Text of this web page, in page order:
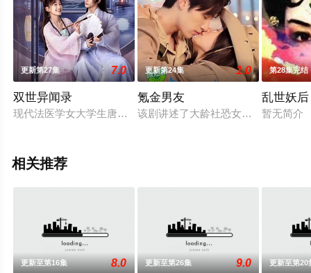
。
更新第27集 7.0
双世异闻录
现代法医学女大学生唐冰儿（金子璇 饰）意外来到恒国妖妃秦
更新第24集 1.0
氪金男友
该剧讲述了大龄社恐女青年邱菲菲在
第28集完结
乱世妖后
暂无简介
相关推荐
更新至第16集 8.0 更新至第26集 9.0 更新至第20